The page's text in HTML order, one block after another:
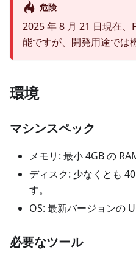
危険
2025 年 8 月 21 日現在
能ですが、開発用途では
環境
マシンスペック
メモリ: 最小 4GB の
ディスク: 少なくとも
す。
OS: 最新バージョンの
必要なツール